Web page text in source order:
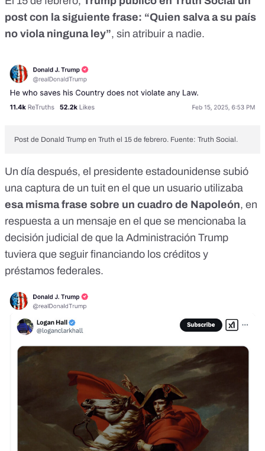
post con la siguiente frase: “Quien salva a su país
no viola ninguna ley”, sin atribuir a nadie.
Post de Donald Trump en Truth el 15 de febrero. Fuente: Truth Social.
Un día después, el presidente estadounidense subió
una captura de un tuit en el que un usuario utilizaba
esa misma frase sobre un cuadro de Napoleón, en
respuesta a un mensaje en el que se mencionaba la
decisión judicial de que la Administración Trump
tuviera que seguir financiando los créditos y
préstamos federales.